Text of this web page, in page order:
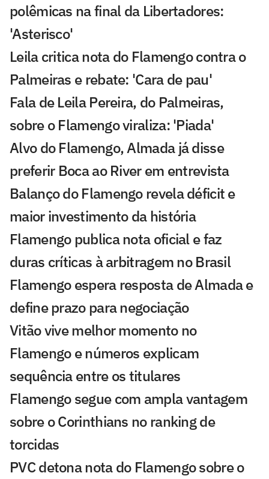
polêmicas na final da Libertadores:
'Asterisco'
Leila critica nota do Flamengo contra o
Palmeiras e rebate: 'Cara de pau'
Fala de Leila Pereira, do Palmeiras,
sobre o Flamengo viraliza: 'Piada'
Alvo do Flamengo, Almada já disse
preferir Boca ao River em entrevista
Balanço do Flamengo revela déficit e
maior investimento da história
Flamengo publica nota oficial e faz
duras críticas à arbitragem no Brasil
Flamengo espera resposta de Almada e
define prazo para negociação
Vitão vive melhor momento no
Flamengo e números explicam
sequência entre os titulares
Flamengo segue com ampla vantagem
sobre o Corinthians no ranking de
torcidas
PVC detona nota do Flamengo sobre o